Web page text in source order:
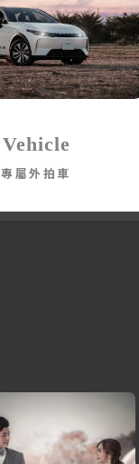
Vehicle
專屬外拍車